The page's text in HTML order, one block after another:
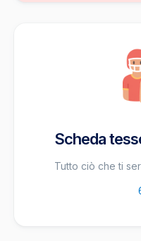
Scheda
Tutto ciò che ti